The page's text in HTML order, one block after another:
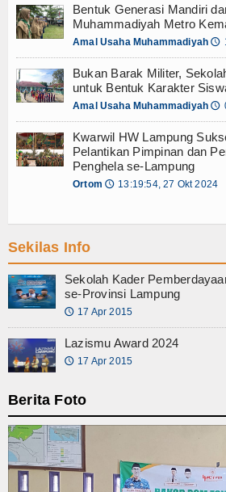
Dokumen
Kirim Laporan
Bentuk Generasi Mandiri
Muhammadiyah Metro
Amal Usaha Muhammadiyah 🕔
Bukan Barak Militer,
untuk Bentuk Karakter
Amal Usaha Muhammadiyah 🕔
Kwarwil HW Lampung
Pelantikan Pimpinan dan
Penghela se-Lampung
Ortom 🕔 13:19:54, 27 Okt 2024
Sekilas Info
Sekolah Kader
se-Provinsi Lampung
🕔 17 Apr 2015
Lazismu Award 2024
🕔 17 Apr 2015
Berita Foto